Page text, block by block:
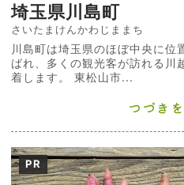
埼玉県川島町
さいたまけんかわじままち
川島町は埼玉県のほぼ中央に位
ばれ、多くの観光客が訪れる川
着します。 東松山市...
つづき
PR